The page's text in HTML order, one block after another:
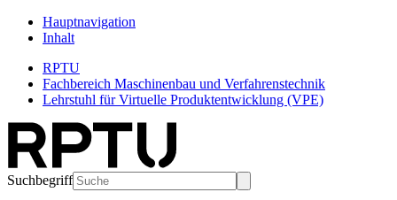
Hauptnavigation
Inhalt
RPTU
Fachbereich Maschinenbau und Verfahrenstechnik
Lehrstuhl für Virtuelle Produktentwicklung (VPE)
Suchbegriff